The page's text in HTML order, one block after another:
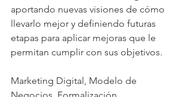
aportando nuevas visiones de cómo
llevarlo mejor y definiendo futuras
etapas para aplicar mejoras que le
permitan cumplir con sus objetivos.
Marketing Digital, Modelo de